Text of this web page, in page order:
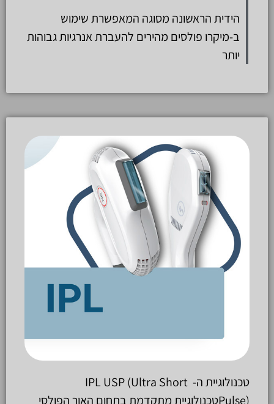
הידית הראשונה מסוגה המאפשרת שימוש
ב-מיקרו פולסים מהירים להעברת אנרגיות גבוהות
יותר
טכנולוגיית ה- IPL USP (Ultra Short
Pulse)טכנולוגיית מתקדמת בתחום האור הפולסי